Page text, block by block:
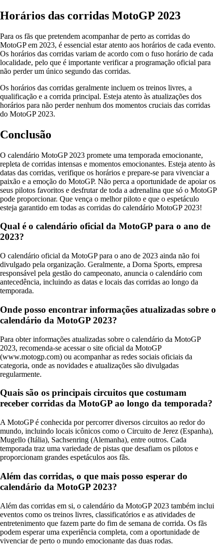
Horários das corridas MotoGP 2023
Para os fãs que pretendem acompanhar de perto as corridas do
MotoGP em 2023, é essencial estar atento aos horários de cada evento.
Os horários das corridas variam de acordo com o fuso horário de cada
localidade, pelo que é importante verificar a programação oficial para
não perder um único segundo das corridas.
Os horários das corridas geralmente incluem os treinos livres, a
qualificação e a corrida principal. Esteja atento às atualizações dos
horários para não perder nenhum dos momentos cruciais das corridas
do MotoGP 2023.
Conclusão
O calendário MotoGP 2023 promete uma temporada emocionante,
repleta de corridas intensas e momentos emocionantes. Esteja atento às
datas das corridas, verifique os horários e prepare-se para vivenciar a
paixão e a emoção do MotoGP. Não perca a oportunidade de apoiar os
seus pilotos favoritos e desfrutar de toda a adrenalina que só o MotoGP
pode proporcionar. Que vença o melhor piloto e que o espetáculo
esteja garantido em todas as corridas do calendário MotoGP 2023!
Qual é o calendário oficial da MotoGP para o ano de
2023?
O calendário oficial da MotoGP para o ano de 2023 ainda não foi
divulgado pela organização. Geralmente, a Dorna Sports, empresa
responsável pela gestão do campeonato, anuncia o calendário com
antecedência, incluindo as datas e locais das corridas ao longo da
temporada.
Onde posso encontrar informações atualizadas sobre o
calendário da MotoGP 2023?
Para obter informações atualizadas sobre o calendário da MotoGP
2023, recomenda-se acessar o site oficial da MotoGP
(www.motogp.com) ou acompanhar as redes sociais oficiais da
categoria, onde as novidades e atualizações são divulgadas
regularmente.
Quais são os principais circuitos que costumam
receber corridas da MotoGP ao longo da temporada?
A MotoGP é conhecida por percorrer diversos circuitos ao redor do
mundo, incluindo locais icônicos como o Circuito de Jerez (Espanha),
Mugello (Itália), Sachsenring (Alemanha), entre outros. Cada
temporada traz uma variedade de pistas que desafiam os pilotos e
proporcionam grandes espetáculos aos fãs.
Além das corridas, o que mais posso esperar do
calendário da MotoGP 2023?
Além das corridas em si, o calendário da MotoGP 2023 também inclui
eventos como os treinos livres, classificatórios e as atividades de
entretenimento que fazem parte do fim de semana de corrida. Os fãs
podem esperar uma experiência completa, com a oportunidade de
vivenciar de perto o mundo emocionante das duas rodas.